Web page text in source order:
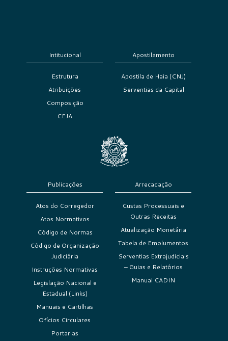
Intitucional
Estrutura
Atribuições
Composição
CEJA
Apostilamento
Apostila de Haia (CNJ)
Serventias da Capital
Publicações
Atos do Corregedor
Atos Normativos
Código de Normas
Código de Organização
Judiciária
Instruções Normativas
Legislação Nacional e
Estadual (Links)
Manuais e Cartilhas
Ofícios Circulares
Portarias
Arrecadação
Custas Processuais e
Outras Receitas
Atualização Monetária
Tabela de Emolumentos
Serventias Extrajudiciais
– Guias e Relatórios
Manual CADIN